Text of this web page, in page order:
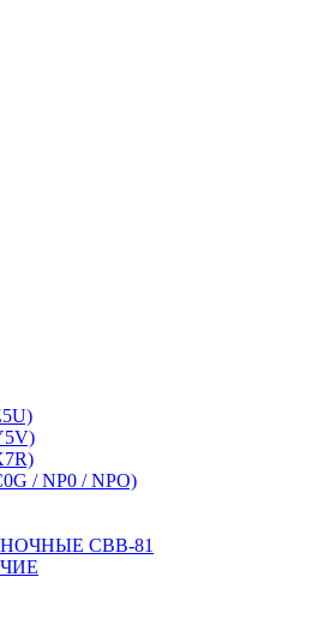
/ NP0 / NPO)
CBB-81